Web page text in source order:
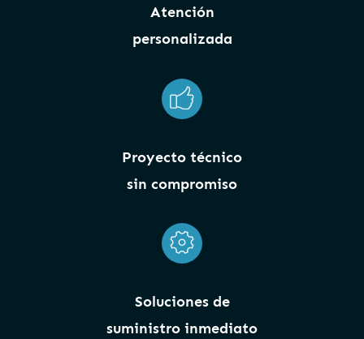
Atención
personalizada
Proyecto técnico
sin compromiso
Soluciones de
suministro inmediato